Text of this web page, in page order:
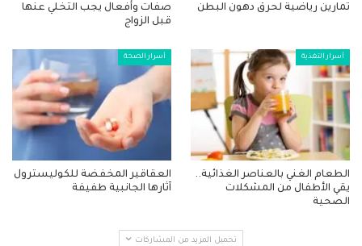
تمارين رياضية لحرق دهون البطن
صفات وأفعال يجب التخلي عنها
قبل الزواج
أسرار التغذية
الطعام الغني بالعناصر الغذائية..
يقي الأطفال من المشكلات
الصحية
أسرار الصحة
العقاقير المخفضة للكوليسترول
آثارها الجانبية طفيفة
تحميل المزيد من المشاركات